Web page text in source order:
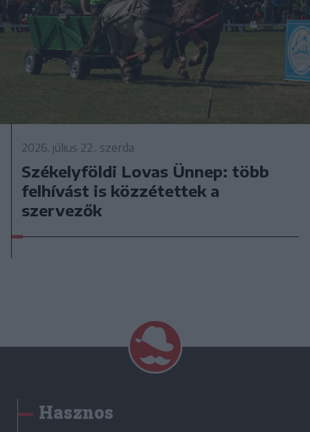
2026. július 22., szerda
Székelyföldi Lovas Ünnep: több
felhívást is közzétettek a
szervezők
Hasznos